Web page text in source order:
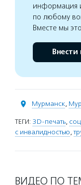
информация
по любому
Вместе мы
Внести
Мурманск,
ТЕГИ: 3D-печать,
с инвалидностью,
ВИДЕО ПО